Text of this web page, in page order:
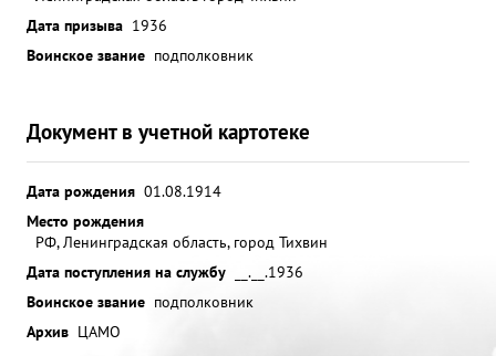
Дата призыва 1936
Воинское звание подполковник
Документ в учетной картотеке
Дата рождения 01.08.1914
Место рождения
РФ, Ленинградская область, город Тихвин
Дата поступления на службу
__.__.1936
Воинское звание подполковник
Архив ЦАМО